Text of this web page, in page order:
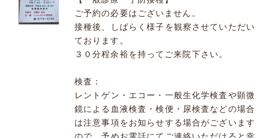
ご予約の必要はございません。
接種後、しばらく様子を観察させていただい
ております。
３０分程余裕を持ってご来院下さい。
検査：
レントゲン・エコー・一般生化学検査や顕微
鏡による血液検査・検便・尿検査などの場合
は注意事項をお知らせする場合がございます